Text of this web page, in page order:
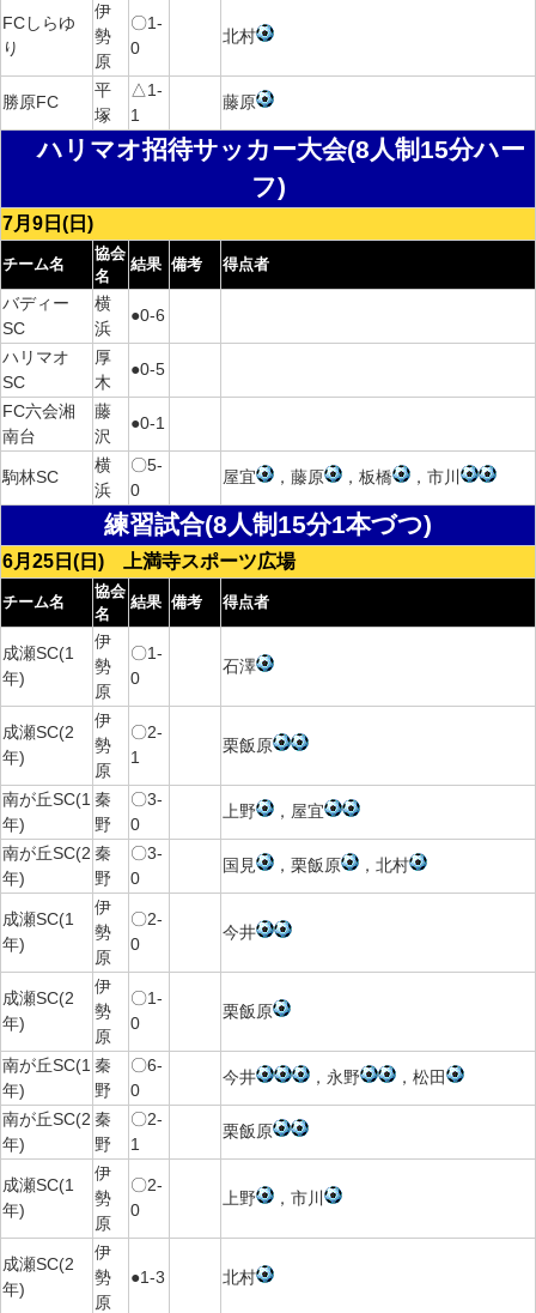
FCしらゆ
り
伊
勢
原
〇1-
0
北村
勝原FC
平
塚
△1-
1
藤原
ハリマオ招待サッカー大会(8人制15分ハー
フ)
7月9日(日)
チーム名
協会
名
結果 備考 得点者
バディー
SC
横
浜
●0-6
ハリマオ
SC
厚
木
●0-5
FC六会湘
南台
藤
沢
●0-1
駒林SC
横
浜
〇5-
0
屋宜 ，藤原 ，板橋 ，市川
練習試合(8人制15分1本づつ)
6月25日(日) 上満寺スポーツ広場
チーム名
協会
名
結果 備考 得点者
成瀬SC(1
年)
伊
勢
原
〇1-
0
石澤
成瀬SC(2
年)
伊
勢
原
〇2-
1
栗飯原
南が丘SC(1
年)
秦
野
〇3-
0
上野 ，屋宜
南が丘SC(2
年)
秦
野
〇3-
0
国見 ，栗飯原 ，北村
成瀬SC(1
年)
伊
勢
原
〇2-
0
今井
成瀬SC(2
年)
伊
勢
原
〇1-
0
栗飯原
南が丘SC(1
年)
秦
野
〇6-
0
今井 ，永野 ，松田
南が丘SC(2
年)
秦
野
〇2-
1
栗飯原
成瀬SC(1
年)
伊
勢
原
〇2-
0
上野 ，市川
成瀬SC(2
年)
伊
勢
原
●1-3 北村